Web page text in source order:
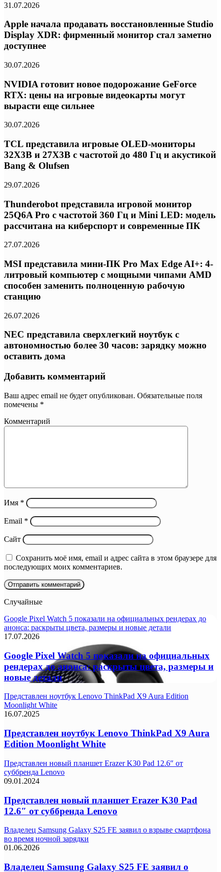
31.07.2026
Apple начала продавать восстановленные Studio
Display XDR: фирменный монитор стал заметно
доступнее
30.07.2026
NVIDIA готовит новое подорожание GeForce
RTX: цены на игровые видеокарты могут
вырасти еще сильнее
30.07.2026
TCL представила игровые OLED-мониторы
32X3B и 27X3B с частотой до 480 Гц и акустикой
Bang & Olufsen
29.07.2026
Thunderobot представила игровой монитор
25Q6A Pro с частотой 360 Гц и Mini LED: модель
рассчитана на киберспорт и современные ПК
27.07.2026
MSI представила мини-ПК Pro Max Edge AI+: 4-
литровый компьютер с мощными чипами AMD
способен заменить полноценную рабочую
станцию
26.07.2026
NEC представила сверхлегкий ноутбук с
автономностью более 30 часов: зарядку можно
оставить дома
Добавить комментарий
Ваш адрес email не будет опубликован. Обязательные поля
помечены *
Комментарий
Имя *
Email *
Сайт
Сохранить моё имя, email и адрес сайта в этом браузере для
последующих моих комментариев.
Случайные
Google Pixel Watch 5 показали на официальных рендерах до
анонса: раскрыты цвета, размеры и новые детали
17.07.2026
Google Pixel Watch 5 показали на официальных
рендерах до анонса: раскрыты цвета, размеры и
новые детали
Представлен ноутбук Lenovo ThinkPad X9 Aura Edition
Moonlight White
16.07.2025
Представлен ноутбук Lenovo ThinkPad X9 Aura
Edition Moonlight White
Представлен новый планшет Erazer K30 Pad 12.6″ от
суббренда Lenovo
09.01.2024
Представлен новый планшет Erazer K30 Pad
12.6″ от суббренда Lenovo
Владелец Samsung Galaxy S25 FE заявил о взрыве смартфона
во время ночной зарядки
01.06.2026
Владелец Samsung Galaxy S25 FE заявил о